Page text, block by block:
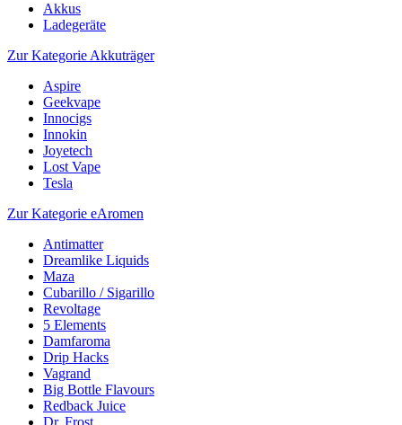
Akkus
Ladegeräte
Zur Kategorie Akkuträger
Aspire
Geekvape
Innocigs
Innokin
Joyetech
Lost Vape
Tesla
Zur Kategorie eAromen
Antimatter
Dreamlike Liquids
Maza
Cubarillo / Sigarillo
Revoltage
5 Elements
Damfaroma
Drip Hacks
Vagrand
Big Bottle Flavours
Redback Juice
Dr. Frost